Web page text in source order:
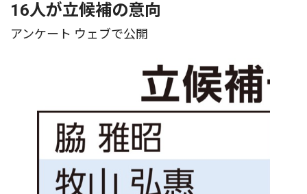
16人が立候補の意向
アンケート ウェブで公開